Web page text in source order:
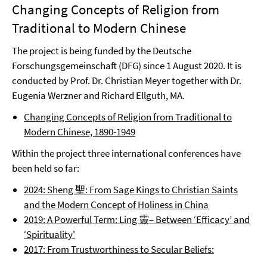
Changing Concepts of Religion from
Traditional to Modern Chinese
The project is being funded by the Deutsche
Forschungsgemeinschaft (DFG) since 1 August 2020. It is
conducted by Prof. Dr. Christian Meyer together with Dr.
Eugenia Werzner and Richard Ellguth, MA.
Changing Concepts of Religion from Traditional to
Modern Chinese, 1890-1949
Within the project three international conferences have
been held so far:
2024: Sheng 聖: From Sage Kings to Christian Saints
and the Modern Concept of Holiness in China
2019: A Powerful Term: Ling 靈– Between ‘Efficacy’ and
‘Spirituality'
2017: From Trustworthiness to Secular Beliefs: